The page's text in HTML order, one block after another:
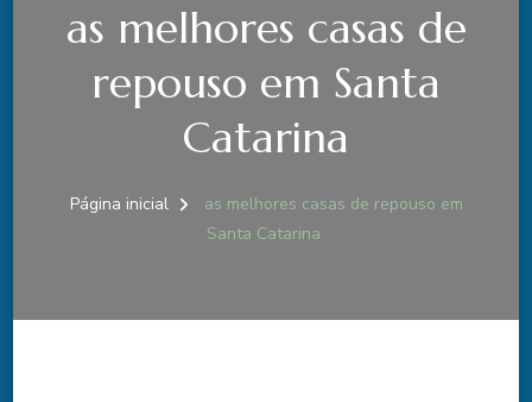
as melhores casas de
repouso em Santa
Catarina
Página inicial
as melhores casas de repouso em
Santa Catarina